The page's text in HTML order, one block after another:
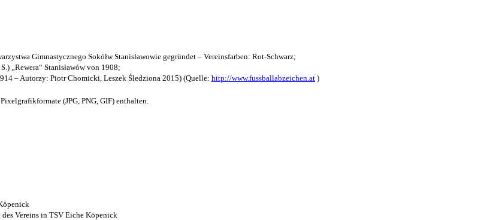
Gimnastycznego Sokółw Stanisławowie gegründet – Vereinsfarben: Rot-Schwarz;
„Rewera“ Stanisławów von 1908;
– Autorzy: Piotr Chomicki, Leszek Śledziona 2015) (Quelle: http://www.fussballabzeichen.at )
(JPG, PNG, GIF) enthalten.
Vereins in TSV Eiche Köpenick